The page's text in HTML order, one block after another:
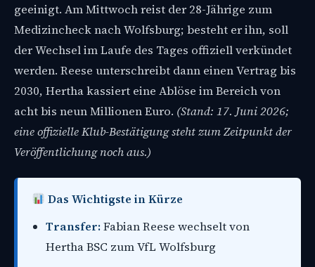
geeinigt. Am Mittwoch reist der 28-Jährige zum
Medizincheck nach Wolfsburg; besteht er ihn, soll
der Wechsel im Laufe des Tages offiziell verkündet
werden. Reese unterschreibt dann einen Vertrag bis
2030, Hertha kassiert eine Ablöse im Bereich von
acht bis neun Millionen Euro. (Stand: 17. Juni 2026;
eine offizielle Klub-Bestätigung steht zum Zeitpunkt der
Veröffentlichung noch aus.)
Das Wichtigste in Kürze
Transfer:Fabian Reese wechselt von
Hertha BSC zum VfL Wolfsburg